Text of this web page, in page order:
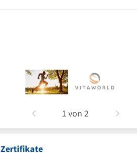
1 von 2
Zertifikate